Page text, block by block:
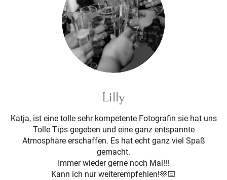
Lilly
Katja, ist eine tolle sehr kompetente Fotografin sie hat uns
Tolle Tips gegeben und eine ganz entspannte
Atmosphäre erschaffen. Es hat echt ganz viel Spaß
gemacht.
Immer wieder gerne noch Mal!!!
Kann ich nur weiterempfehlen!🫶🏻